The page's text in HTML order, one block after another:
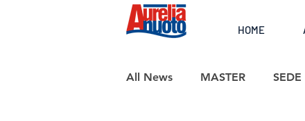
HOME
All News MASTER SEDE